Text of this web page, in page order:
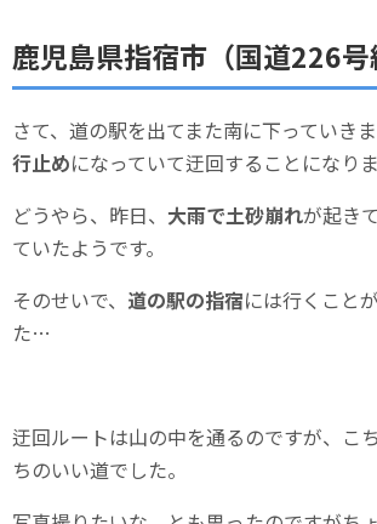
鹿児島県指宿市（国道226号
さて、道の駅を出てまた南に下っていき
行止めになっていて迂回することになりま
どうやら、昨日、 大雨で土砂崩れが起き
ていたようです。
そのせいで、 道の駅の指宿には行くこと
た…
迂回ルートは山の中を通るのですが、こ
ちのいい道でした。